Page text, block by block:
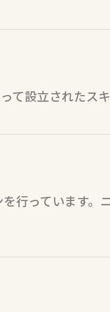
設立されたス
行っています。